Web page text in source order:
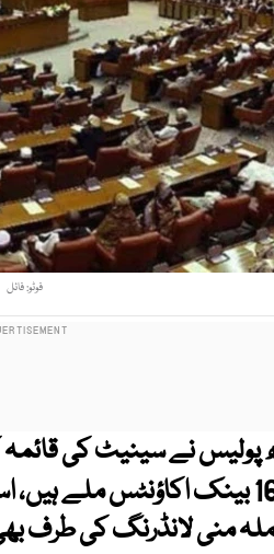
فوٹو: فائل
نے سینیٹ کی قائمہ
منی لانڈرنگ کی طرف